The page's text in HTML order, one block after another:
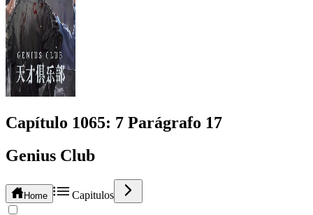
Capítulo 1065: 7 Parágrafo 17
Genius Club
Home Capitulos